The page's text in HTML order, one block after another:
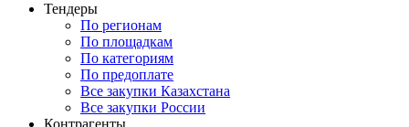
Тендеры
По регионам
По площадкам
По категориям
По предоплате
Все закупки Казахстана
Все закупки России